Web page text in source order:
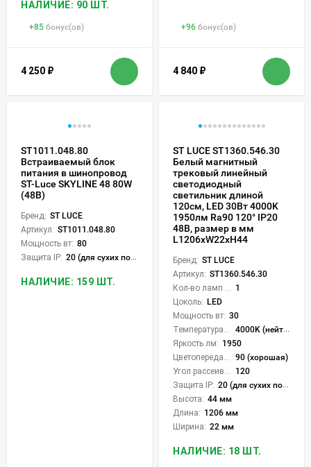
НАЛИЧИЕ: 90 ШТ.
+85 бонус(ов)
4 250 ₽
+96 бонус(ов)
4 840 ₽
ST1011.048.80
Встраиваемый блок
питания в шинопровод
ST-Luce SKYLINE 48 80W
(48В)
Бренд: ST LUCE
Артикул: ST1011.048.80
Мощность вт: 80
Защита IP: 20 (для сухих пом.)
НАЛИЧИЕ: 159 ШТ.
ST LUCE ST1360.546.30
Белый магнитный
трековый линейный
светодиодный
светильник длиной
120см, LED 30Вт 4000K
1950лм Ra90 120° IP20
48В, размер в мм
L1206xW22xH44
Бренд: ST LUCE
Артикул: ST1360.546.30
1
Цоколь: LED
Мощность вт: 30
4000K (нейтральный)
Яркость лм: 1950
90 (хорошая)
120
Защита IP: 20 (для сухих пом.)
Высота: 44 мм
Длина: 1206 мм
Ширина: 22 мм
НАЛИЧИЕ: 18 ШТ.